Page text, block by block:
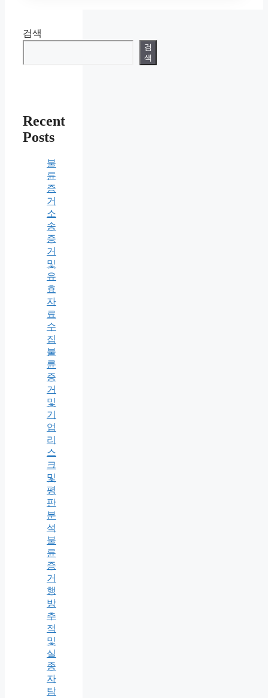
검색
검
색
Recent
Posts
불
륜
증
거
소
송
증
거
및
유
효
자
료
수
집
불
륜
증
거
및
기
업
리
스
크
및
평
판
분
석
불
륜
증
거
행
방
추
적
및
실
종
자
탐